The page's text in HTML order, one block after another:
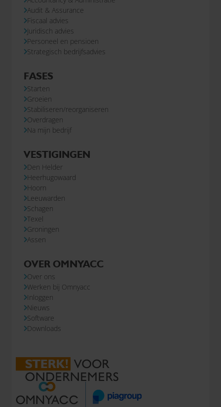
Audit & Assurance
Fiscaal advies
Juridisch advies
Personeel en pensioen
Strategisch bedrijfsadvies
FASES
Starten
Groeien
Stabiliseren/reorganiseren
Overdragen
Na mijn bedrijf
VESTIGINGEN
Den Helder
Heerhugowaard
Hoorn
Leeuwarden
Schagen
Texel
Groningen
Assen
OVER OMNYACC
Over ons
Werken bij Omnyacc
Inloggen
Nieuws
Software
Downloads